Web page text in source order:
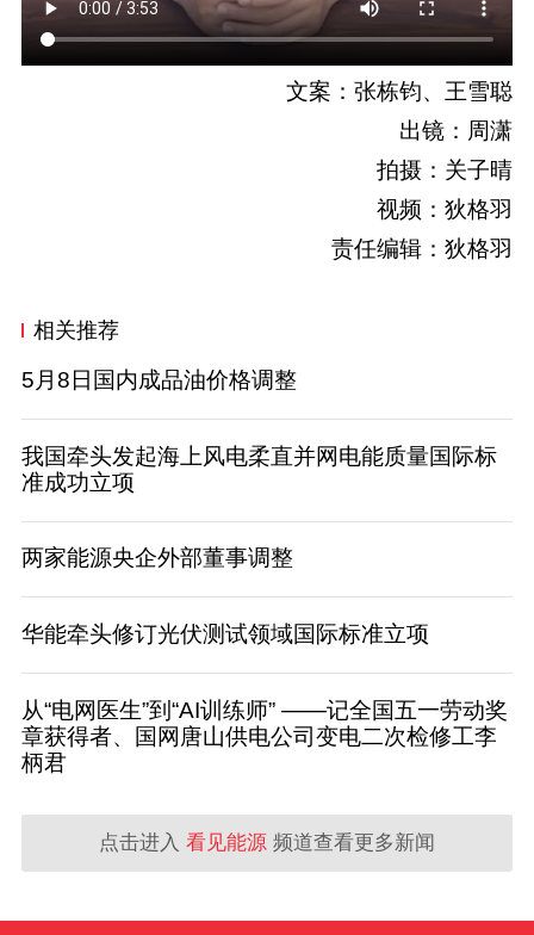
文案：张栋钧、王雪聪
出镜：周潇
拍摄：关子晴
视频：狄格羽
责任编辑：狄格羽
相关推荐
5月8日国内成品油价格调整
我国牵头发起海上风电柔直并网电能质量国际标
准成功立项
两家能源央企外部董事调整
华能牵头修订光伏测试领域国际标准立项
从“电网医生”到“AI训练师” ——记全国五一劳动奖
章获得者、国网唐山供电公司变电二次检修工李
柄君
点击进入 看见能源 频道查看更多新闻